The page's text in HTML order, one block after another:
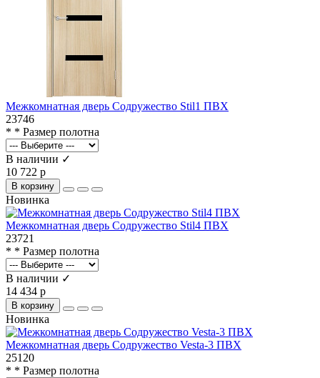
Межкомнатная дверь Содружество Stil1 ПВХ
23746
* * Размер полотна
В наличии ✓
10 722 р
В корзину
Новинка
Межкомнатная дверь Содружество Stil4 ПВХ
23721
* * Размер полотна
В наличии ✓
14 434 р
В корзину
Новинка
Межкомнатная дверь Содружество Vesta-3 ПВХ
25120
* * Размер полотна